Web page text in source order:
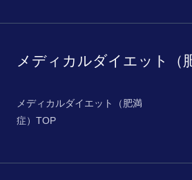
メディカルダイエット（
メディカルダイエット（肥満
症）TOP